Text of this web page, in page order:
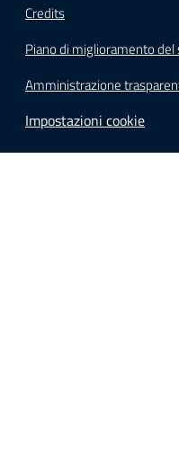
Credits
Piano di miglioramento del
Amministrazione
Impostazioni cookie